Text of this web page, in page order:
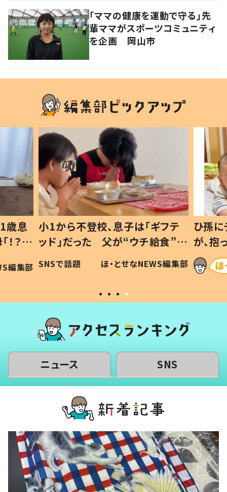
「ママの健康を運動で守る」先
輩ママがスポーツコミュニティ
を企画 岡山市
歳息
？」
編集部
小1から不登校、息子は「ギフテ
ッド」だった 父が“ウチ給食”を
作り続ける理由とは #令和の親
#令和の子
SNSで話題 ほ・とせなNEWS編集部
ひ孫
が、
「涙が
い」
ニュース SNS